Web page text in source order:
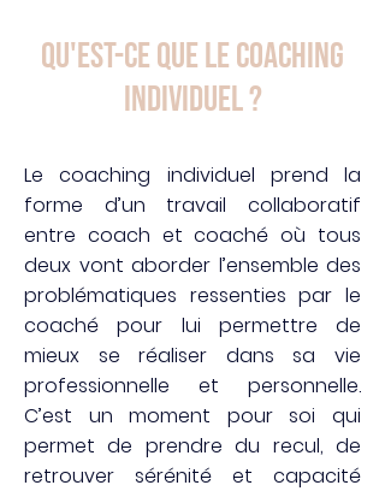
QU'EST-CE QUE LE COACHING
INDIVIDUEL ?
Le coaching individuel prend la
forme d’un travail collaboratif
entre coach et coaché où tous
deux vont aborder l’ensemble des
problématiques ressenties par le
coaché pour lui permettre de
mieux se réaliser dans sa vie
professionnelle et personnelle.
C’est un moment pour soi qui
permet de prendre du recul, de
retrouver sérénité et capacité